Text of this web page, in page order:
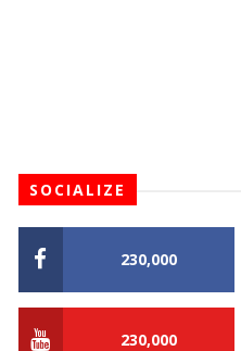
SOCIALIZE
230,000
230,000